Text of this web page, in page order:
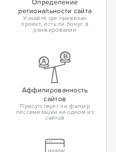
Определение
региональности сайта
Узнайте где привязан
проект, есть ли бонус в
ранжировании
Аффилированность
сайтов
Присутствует ли фильтр
пессимизации на одном из
сайтов